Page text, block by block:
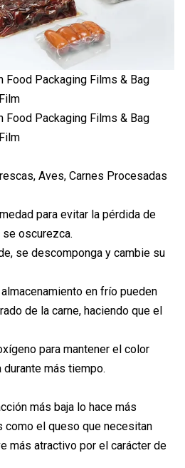
Aves, Carnes Procesadas
para evitar la pérdida de
oscurezca.
se descomponga y cambie su
en frío pueden
de la carne, haciendo que el
para mantener el color
más tiempo.
más baja lo hace más
como el queso que necesitan
más atractivo por el carácter de